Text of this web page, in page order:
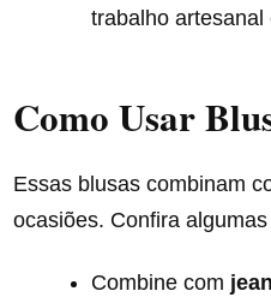
trabalho
Como Usar
Essas blusas combinam
ocasiões. Confira
Combine com